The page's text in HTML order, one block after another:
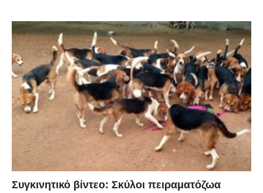
Συγκινητικό βίντεο: Σκύλοι πειραματόζωα